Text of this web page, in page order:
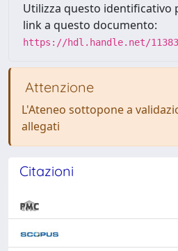
Utilizza questo identificativo
link a questo documento:
https://hdl.handle.net/
Attenzione
L'Ateneo sottopone a
allegati
Citazioni